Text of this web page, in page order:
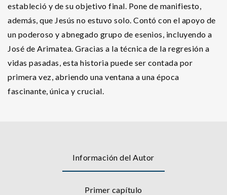
estableció y de su objetivo final. Pone de manifiesto,
además, que Jesús no estuvo solo. Contó con el apoyo de
un poderoso y abnegado grupo de esenios, incluyendo a
José de Arimatea. Gracias a la técnica de la regresión a
vidas pasadas, esta historia puede ser contada por
primera vez, abriendo una ventana a una época
fascinante, única y crucial.
Información del Autor
Primer capítulo